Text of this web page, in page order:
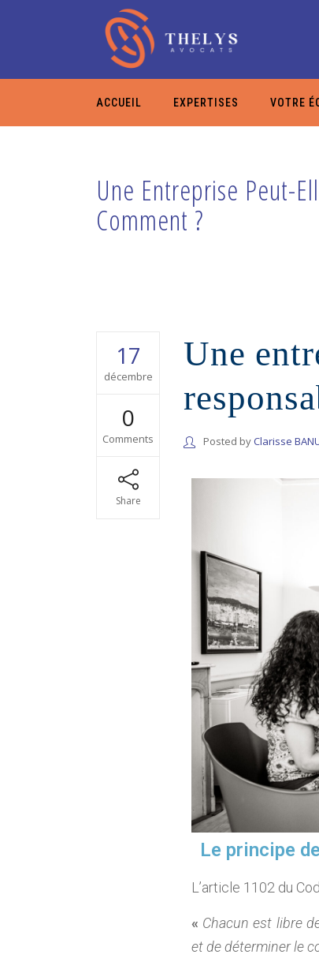
ACCUEIL EXPERTISES VOTRE
Une Entreprise Peut-
Comment ?
17
décembre
0
Comments
Share
Une
Posted byClarisse
Le principe
L’article 1102 du
« Chacun est libre
et de déterminer le